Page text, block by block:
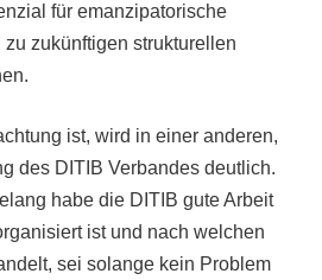
für emanzipatorische
zukünftigen strukturellen
ist, wird in einer anderen,
des DITIB Verbandes deutlich.
habe die DITIB gute Arbeit
ist und nach welchen
sei solange kein Problem